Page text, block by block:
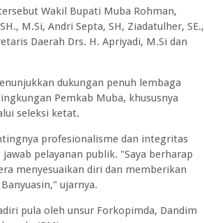
Wakil Bupati Muba Rohman,
M.Si, Andri Septa, SH, Ziadatulher, SE.,
Daerah Drs. H. Apriyadi, M.Si dan
dukungan penuh lembaga
Pemkab Muba, khususnya
seleksi ketat.
profesionalisme dan integritas
pelayanan publik. "Saya berharap
menyesuaikan diri dan memberikan
ujarnya.
pula oleh unsur Forkopimda, Dandim